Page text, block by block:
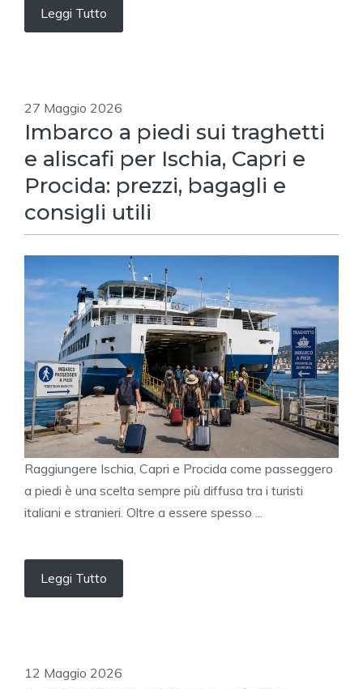
Leggi Tutto
27 Maggio 2026
Imbarco a piedi sui traghetti
e aliscafi per Ischia, Capri e
Procida: prezzi, bagagli e
consigli utili
Raggiungere Ischia, Capri e Procida come passeggero
a piedi è una scelta sempre più diffusa tra i turisti
italiani e stranieri. Oltre a essere spesso ...
Leggi Tutto
12 Maggio 2026